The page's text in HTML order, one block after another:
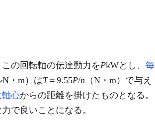
の回転軸の伝達動力をPkWとし、 毎
・m）はT＝9.55P/n （N・m）で与え
軸心からの距離を掛けたものとなる。
で良いことになる。